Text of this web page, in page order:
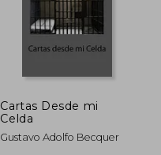
Cartas Desde mi
Celda
Gustavo Adolfo Becquer